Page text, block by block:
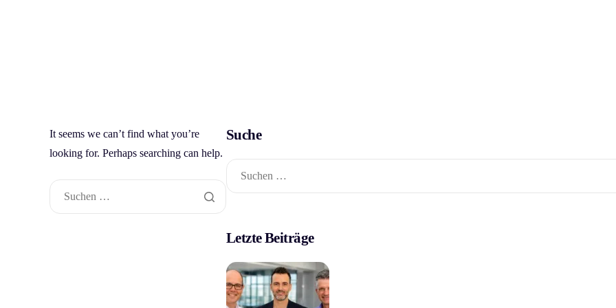
It seems we can’t find what you’re
looking for. Perhaps searching can help.
Suche
Letzte Beiträge